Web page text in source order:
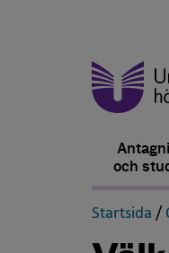
och
Startsida ,
/